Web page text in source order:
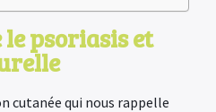
psoriasis et
cutanée qui nous rappelle